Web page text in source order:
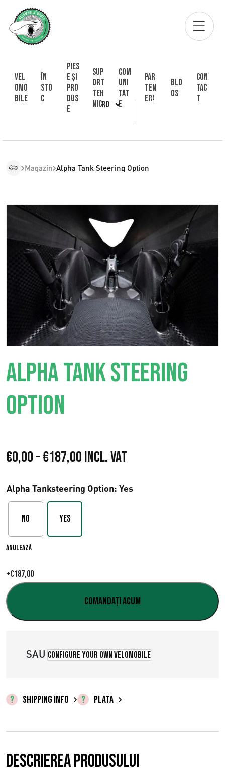
Vel
omo
bile
În
sto
c
Pies
e și
pro
dus
e
Sup
ort
Teh
nic
Com
uni
tat
e
Par
ten
eri
Blo
gs
Con
tac
t
RO
Magazin Alpha Tank Steering Option
ALPHA TANK STEERING
OPTION
€0,00–€187,00
t
r
a
l
d
p
e
r
Incl. VAT
Alpha Tanksteering Option: Yes
No Yes
Anulează
+€187,00
Comandați acum
SAU Configure your own velomobile
SHIPPING INFO PLATA
Descrierea produsului